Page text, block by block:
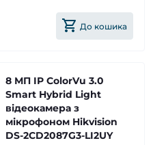
До кошика
8 МП IP ColorVu 3.0
Smart Hybrid Light
відеокамера з
мікрофоном Hikvision
DS-2CD2087G3-LI2UY